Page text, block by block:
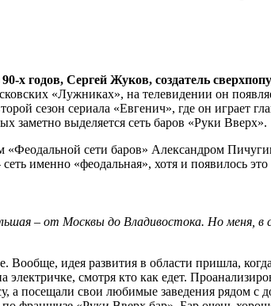
х годов, Сергей Жуков, создатель
«Лужниках», на телевидении он
сезон сериала «Евгенич», где он играет
заметно выделяется сеть баров «Руки Вверх».
сети баров» Александром
именно «феодальная», хотя и появилось
– от Москвы до Владивостока. Но меня,
Вообще, идея развития в области пришла,
электричке, смотря кто как едет.
а посещали свои любимые заведения рядом